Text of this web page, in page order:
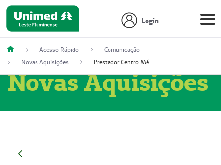
Login
Acesso Rápido
Comunicação
Novas Aquisições
Prestador Centro Médico Vitória Ltda, 51004350-4: Centro Médico Vitória Ltda (Nome Fantasia: Policlínica Master)
Novas Aquisições